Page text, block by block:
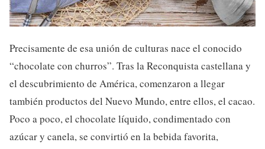
Precisamente de esa unión de culturas nace el conocido
“chocolate con churros”. Tras la Reconquista castellana y
el descubrimiento de América, comenzaron a llegar
también productos del Nuevo Mundo, entre ellos, el cacao.
Poco a poco, el chocolate líquido, condimentado con
azúcar y canela, se convirtió en la bebida favorita,